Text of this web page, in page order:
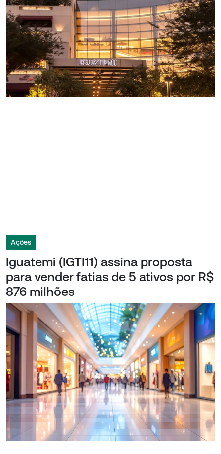
Ações
Iguatemi (IGTI11) assina proposta
para vender fatias de 5 ativos por R$
876 milhões